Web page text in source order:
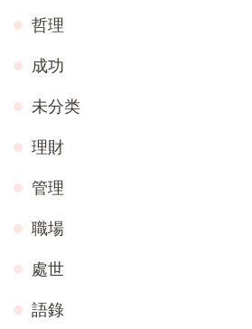
哲理
成功
未分类
理財
管理
職場
處世
語錄